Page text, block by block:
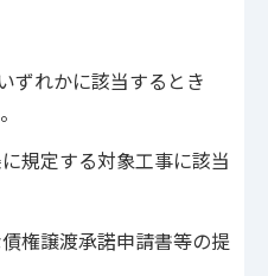
ずれかに該当するとき
規定する対象工事に該当
権譲渡承諾申請書等の提